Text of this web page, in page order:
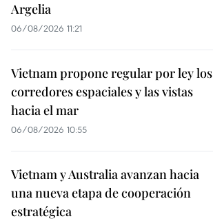
Argelia
06/08/2026 11:21
Vietnam propone regular por ley los
corredores espaciales y las vistas
hacia el mar
06/08/2026 10:55
Vietnam y Australia avanzan hacia
una nueva etapa de cooperación
estratégica